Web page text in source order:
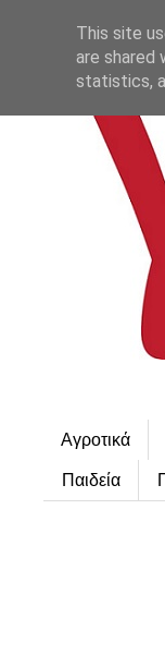
Αγροτικά
Παιδεία
This site
are shared
statistics,